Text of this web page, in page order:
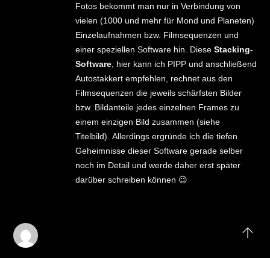
Fotos bekommt man nur in Verbindung von
vielen (1000 und mehr für Mond und Planeten)
Einzelaufnahmen bzw. Filmsequenzen und
einer speziellen Software hin. Diese Stacking-
Software, hier kann ich PIPP und anschließend
Autostakkert empfehlen, rechnet aus den
Filmsequenzen die jeweils schärfsten Bilder
bzw. Bildanteile jedes einzelnen Frames zu
einem einzigen Bild zusammen (siehe
Titelbild). Allerdings ergründe ich die tiefen
Geheimnisse dieser Software gerade selber
noch im Detail und werde daher erst später
darüber schreiben können 😉